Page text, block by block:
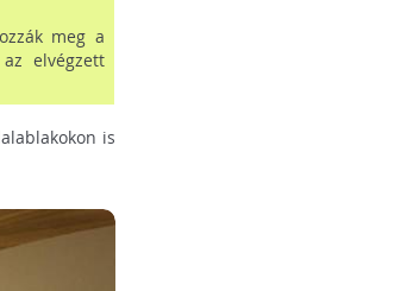
meg a
elvégzett
is